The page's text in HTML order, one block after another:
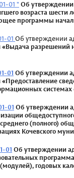
01 "Об
возрасташести
программы
01 Об утверждении
«Выдача разрешений
01 Об утверждении
системах
01 Об утверждении
(полного)
Кочевского
01 Об утверждении
годовых к